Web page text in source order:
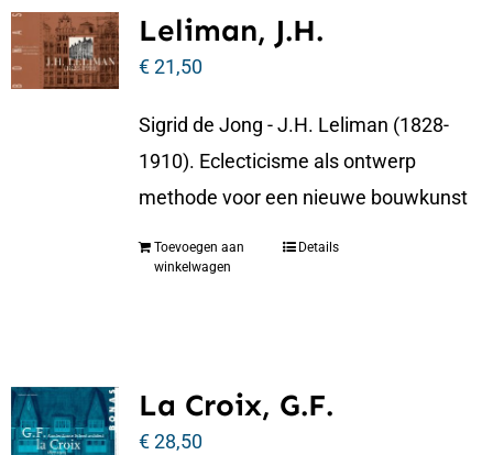
Leliman, J.H.
€21,50
Sigrid de Jong - J.H. Leliman (1828-
1910). Eclecticisme als ontwerp
methode voor een nieuwe bouwkunst
Toevoegen aan
winkelwagen
Details
La Croix, G.F.
€28,50